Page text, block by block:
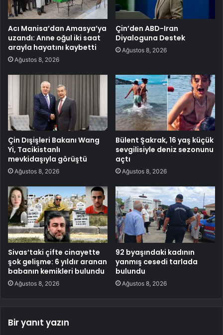
Acı Manisa’dan Amasya’ya
uzandı: Anne oğul iki saat
arayla hayatını kaybetti
Ağustos 8, 2026
Çin’den ABD-Iran
Diyaloguna Destek
Ağustos 8, 2026
Çin Dışişleri Bakanı Wang
Yi, Tacikistanlı
mevkidaşıyla görüştü
Ağustos 8, 2026
Bülent Şakrak, 16 yaş küçük
sevgilisiyle deniz sezonunu
açtı
Ağustos 8, 2026
Sivas’taki çifte cinayette
şok gelişme: 6 yıldır aranan
babanın kemikleri bulundu
Ağustos 8, 2026
92 byaşındaki kadının
yanmış cesedi tarlada
bulundu
Ağustos 8, 2026
Bir yanıt yazın